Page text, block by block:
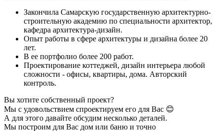
Закончила Самарскую государственную архитектурно-
строительную академию по специальности архитектор,
кафедра архитектура-дизайн.
Опыт работы в сфере архитектуры и дизайна более 20
лет.
В ее портфолио более 200 работ.
Проектирование коттеджей, дизайн интерьера любой
сложности - офисы, квартиры, дома. Авторский
контроль.
Вы хотите собственный проект?
Мы с удовольствием спроектируем его для Вас 😊
А для этого давайте обсудим несколько деталей.
Мы построим для Вас дом или баню и точно